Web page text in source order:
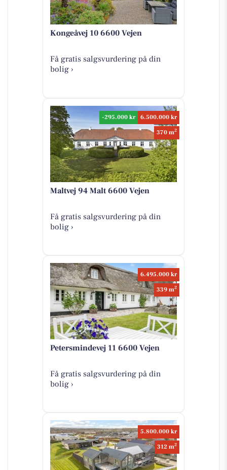
Kongeåvej 10 6600 Vejen
Få gratis salgsvurdering på din
bolig ›
-295.000 kr
6.500.000 kr
370 m2
Maltvej 94 Malt 6600 Vejen
Få gratis salgsvurdering på din
bolig ›
6.495.000 kr
339 m2
Petersmindevej 11 6600 Vejen
Få gratis salgsvurdering på din
bolig ›
5.800.000 kr
312 m2